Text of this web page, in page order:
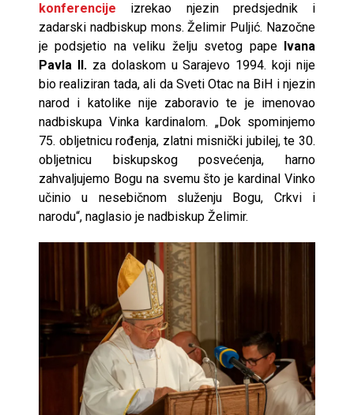
konferencije izrekao njezin predsjednik i
zadarski nadbiskup mons. Želimir Puljić. Nazočne
je podsjetio na veliku želju svetog pape Ivana
Pavla II. za dolaskom u Sarajevo 1994. koji nije
bio realiziran tada, ali da Sveti Otac na BiH i njezin
narod i katolike nije zaboravio te je imenovao
nadbiskupa Vinka kardinalom. „Dok spominjemo
75. obljetnicu rođenja, zlatni misnički jubilej, te 30.
obljetnicu biskupskog posvećenja, harno
zahvaljujemo Bogu na svemu što je kardinal Vinko
učinio u nesebičnom služenju Bogu, Crkvi i
narodu“, naglasio je nadbiskup Želimir.